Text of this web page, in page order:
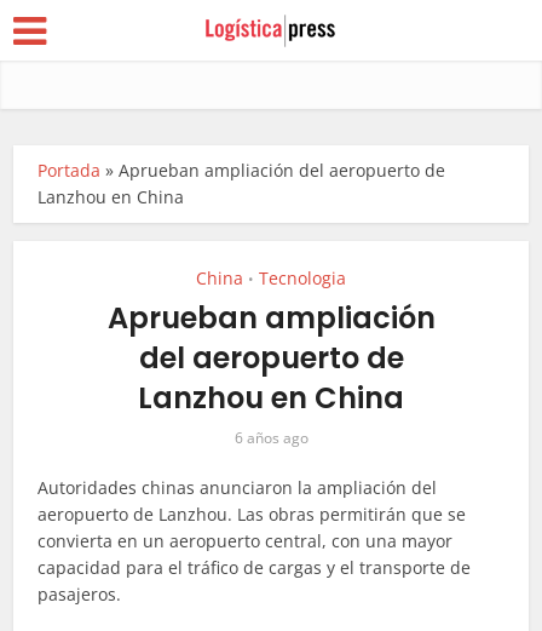
Portada »Aprueban ampliación del aeropuerto de
Lanzhou en China
China • Tecnologia
Aprueban ampliación
del aeropuerto de
Lanzhou en China
6 años ago
Autoridades chinas anunciaron la ampliación del
aeropuerto de Lanzhou. Las obras permitirán que se
convierta en un aeropuerto central, con una mayor
capacidad para el tráfico de cargas y el transporte de
pasajeros.